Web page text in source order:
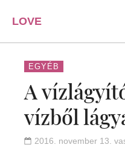
LOVE
PORTAL
SZERELEM
ISMERKEDÉS
PÁRKAPCSOLAT
HÁZASSÁG
EGYÉB
A
vízből
2016. november 13.